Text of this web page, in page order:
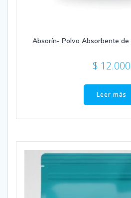
Absorín- Polvo Absorbente de
$ 12.000
Leer más